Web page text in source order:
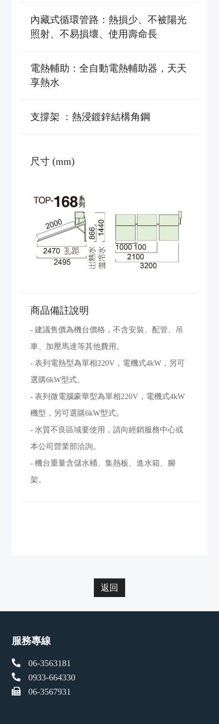
內藏式循環管路：熱損少、不被陽光
照射、不易損壞、使用壽命長
電熱輔助：全自動電熱輔助器，天天
享熱水
支撐架 ：熱浸鍍鋅結構角鋼
尺寸 (mm)
商品備註說明
- 建議售價為機台價格，不含安裝、配管、吊
車、加壓馬達等其他費用。
- 表列電熱型為單相220V，電機式4kW，另可
選購6kW型式。
- 表列微電腦豪華型為單相220V，電機式4kW
機型，另可選購6kW型式。
- 水質不良區域要使用，請向經銷服務中心或
本公司營業部洽詢。
- 機台重量含儲水桶、集熱板、進水箱、腳
架。
返回
服務專線
06-3563181
0933-664330
06-3567931